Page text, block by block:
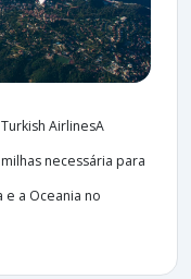
AirlinesA
necessária para
a Oceania no